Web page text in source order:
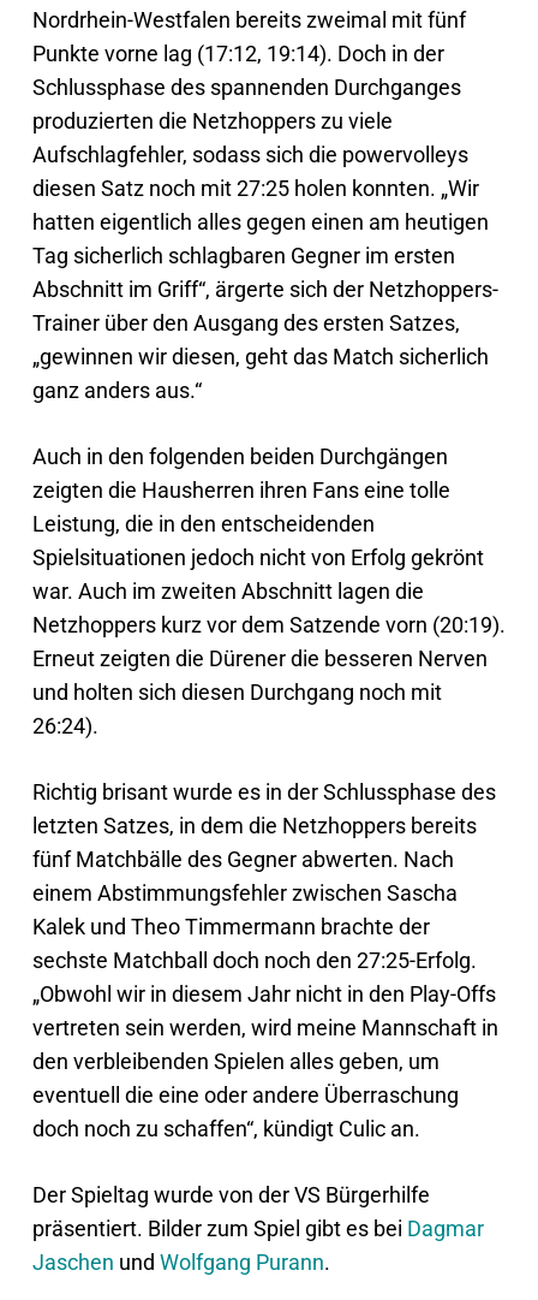
Nordrhein-Westfalen bereits zweimal mit fünf
Punkte vorne lag (17:12, 19:14). Doch in der
Schlussphase des spannenden Durchganges
produzierten die Netzhoppers zu viele
Aufschlagfehler, sodass sich die powervolleys
diesen Satz noch mit 27:25 holen konnten. „Wir
hatten eigentlich alles gegen einen am heutigen
Tag sicherlich schlagbaren Gegner im ersten
Abschnitt im Griff“, ärgerte sich der Netzhoppers-
Trainer über den Ausgang des ersten Satzes,
„gewinnen wir diesen, geht das Match sicherlich
ganz anders aus.“
Auch in den folgenden beiden Durchgängen
zeigten die Hausherren ihren Fans eine tolle
Leistung, die in den entscheidenden
Spielsituationen jedoch nicht von Erfolg gekrönt
war. Auch im zweiten Abschnitt lagen die
Netzhoppers kurz vor dem Satzende vorn (20:19).
Erneut zeigten die Dürener die besseren Nerven
und holten sich diesen Durchgang noch mit
26:24).
Richtig brisant wurde es in der Schlussphase des
letzten Satzes, in dem die Netzhoppers bereits
fünf Matchbälle des Gegner abwerten. Nach
einem Abstimmungsfehler zwischen Sascha
Kalek und Theo Timmermann brachte der
sechste Matchball doch noch den 27:25-Erfolg.
„Obwohl wir in diesem Jahr nicht in den Play-Offs
vertreten sein werden, wird meine Mannschaft in
den verbleibenden Spielen alles geben, um
eventuell die eine oder andere Überraschung
doch noch zu schaffen“, kündigt Culic an.
Der Spieltag wurde von der VS Bürgerhilfe
präsentiert. Bilder zum Spiel gibt es bei Dagmar
Jaschen und Wolfgang Purann.